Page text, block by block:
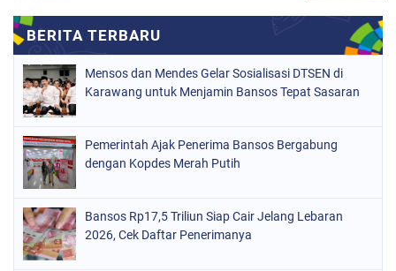
Mensos dan Mendes Gelar Sosialisasi DTSEN di
Karawang untuk Menjamin Bansos Tepat Sasaran
Pemerintah Ajak Penerima Bansos Bergabung
dengan Kopdes Merah Putih
Bansos Rp17,5 Triliun Siap Cair Jelang Lebaran
2026, Cek Daftar Penerimanya